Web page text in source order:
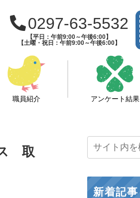
0297-63-5532
【平日：午前9:00～午後6:00】
【土曜・祝日：午前9:00～午後6:00】
職員紹介 アンケート結果
取
新着記事